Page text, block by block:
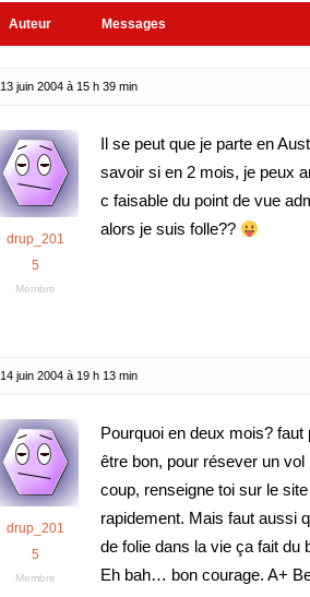
Auteur Messages
13 juin 2004 à 15 h 39 min
drup_201
5
Membre
Il se peut que je parte en
savoir si en 2 mois, je peux
c faisable du point de vue
alors je suis folle??
14 juin 2004 à 19 h 13 min
drup_201
5
Membre
Pourquoi en deux mois?
être bon, pour résever un
coup, renseigne toi sur le
rapidement. Mais faut aussi
de folie dans la vie ça fait du
Eh bah… bon courage. A+